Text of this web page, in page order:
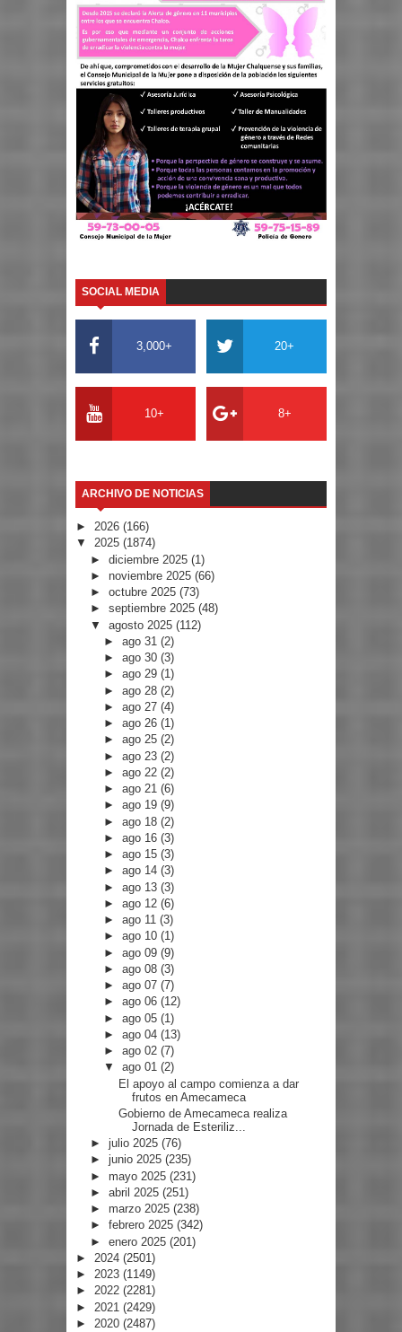
SOCIAL MEDIA
3,000+ 20+
10+ 8+
ARCHIVO DE NOTICIAS
► 2026 (166)
▼ 2025 (1874)
► diciembre 2025 (1)
► noviembre 2025 (66)
► octubre 2025 (73)
► septiembre 2025 (48)
▼ agosto 2025 (112)
►ago 31(2)
►ago 30(3)
►ago 29(1)
►ago 28(2)
►ago 27(4)
►ago 26(1)
►ago 25(2)
►ago 23(2)
►ago 22(2)
►ago 21(6)
►ago 19(9)
►ago 18(2)
►ago 16(3)
►ago 15(3)
►ago 14(3)
►ago 13(3)
►ago 12(6)
►ago 11(3)
►ago 10(1)
►ago 09(9)
►ago 08(3)
►ago 07(7)
►ago 06(12)
►ago 05(1)
►ago 04(13)
►ago 02(7)
▼ago 01(2)
El apoyo al campo comienza a dar
frutos en Amecameca
Gobierno de Amecameca realiza
Jornada de Esteriliz...
► julio 2025 (76)
► junio 2025 (235)
► mayo 2025 (231)
► abril 2025 (251)
► marzo 2025 (238)
► febrero 2025 (342)
► enero 2025 (201)
► 2024 (2501)
► 2023 (1149)
► 2022 (2281)
► 2021 (2429)
► 2020 (2487)